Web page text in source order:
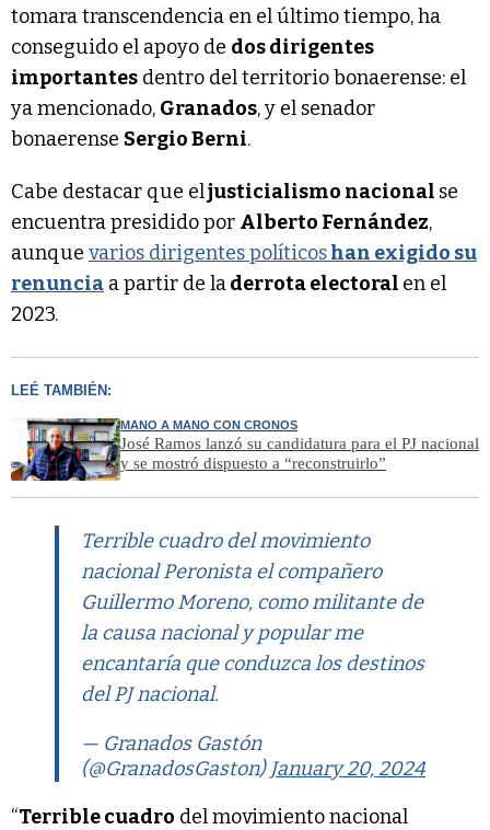
tomara transcendencia en el último tiempo, ha
conseguido el apoyo de dos dirigentes
importantes dentro del territorio bonaerense: el
ya mencionado, Granados, y el senador
bonaerense Sergio Berni.
Cabe destacar que eljusticialismo nacional se
encuentra presidido por Alberto Fernández,
aunque varios dirigentes políticoshan exigido su
renuncia a partir de laderrota electoral en el
2023.
LEÉ TAMBIÉN:
MANO A MANO CON CRONOS
José Ramos lanzó su candidatura para el PJ nacional
y se mostró dispuesto a “reconstruirlo”
Terrible cuadro del movimiento
nacional Peronista el compañero
Guillermo Moreno, como militante de
la causa nacional y popular me
encantaría que conduzca los destinos
del PJ nacional.
— Granados Gastón
(@GranadosGaston) January 20, 2024
“Terrible cuadro del movimiento nacional